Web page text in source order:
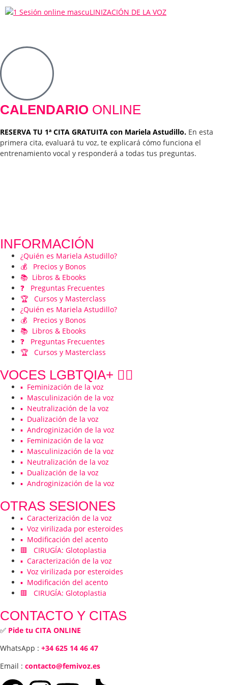
CALENDARIO ONLINE
RESERVA TU 1ª CITA GRATUITA con Mariela Astudillo. En esta
primera cita, evaluará tu voz, te explicará cómo funciona el
entrenamiento vocal y responderá a todas tus preguntas.
INFORMACIÓN
¿Quién es Mariela Astudillo?
💰 Precios y Bonos
📚 Libros & Ebooks
❓ Preguntas Frecuentes
🏆 Cursos y Masterclass
¿Quién es Mariela Astudillo?
💰 Precios y Bonos
📚 Libros & Ebooks
❓ Preguntas Frecuentes
🏆 Cursos y Masterclass
VOCES LGBTQIA+ 🏳️‍🌈
▪️ Feminización de la voz
▪️ Masculinización de la voz
▪️ Neutralización de la voz
▪️ Dualización de la voz
▪️ Androginización de la voz
▪️ Feminización de la voz
▪️ Masculinización de la voz
▪️ Neutralización de la voz
▪️ Dualización de la voz
▪️ Androginización de la voz
OTRAS SESIONES
▪️ Caracterización de la voz
▪️ Voz virilizada por esteroides
▪️ Modificación del acento
🟥 CIRUGÍA: Glotoplastia
▪️ Caracterización de la voz
▪️ Voz virilizada por esteroides
▪️ Modificación del acento
🟥 CIRUGÍA: Glotoplastia
CONTACTO Y CITAS
✅ Pide tu CITA ONLINE
WhatsApp : +34 625 14 46 47
Email : contacto@femivoz.es